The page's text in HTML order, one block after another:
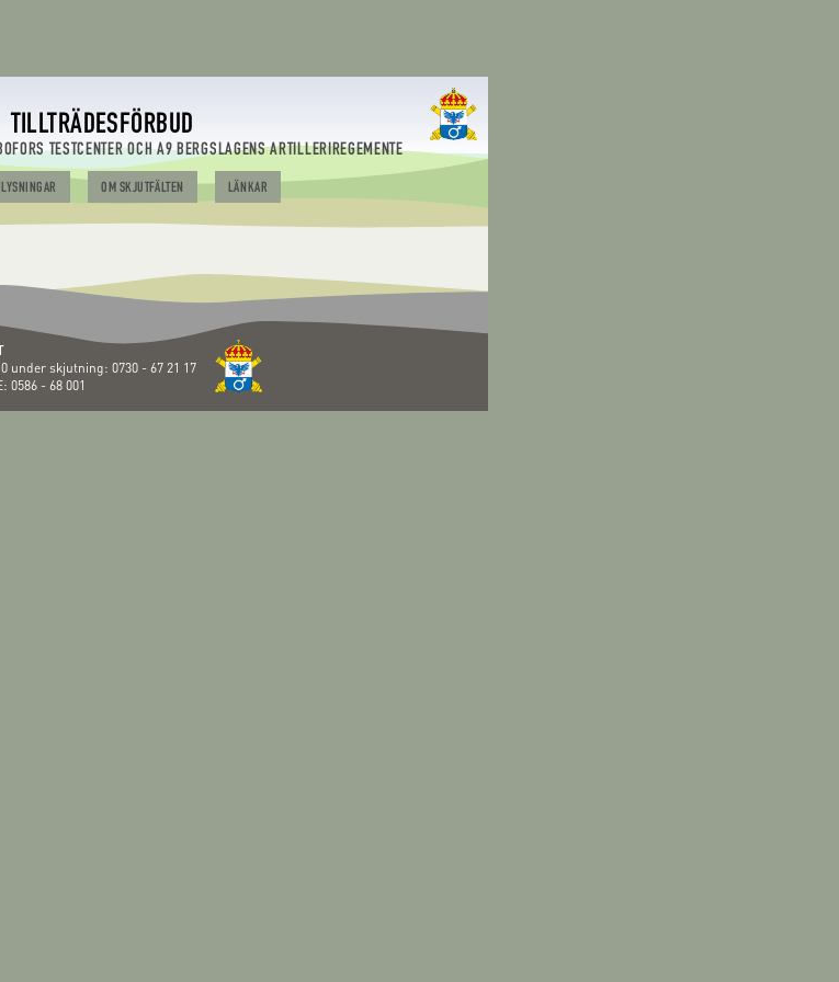
TILLTRÄDESFÖRBUD
TESTCENTER OCH A9 BERGSLAGENS ARTILLERIREGEMENTE
OM SKJUTFÄLTEN LÄNKAR
under skjutning: 0730 - 67 21 17
0586 - 68 001